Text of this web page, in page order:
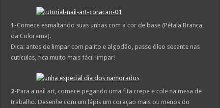
1-Comece esmaltando suas unhas com a cor de base (Pétala Branca,
da Colorama).
Dica: antes de limpar com palito e algodão, passe óleo secante nas
cutículas, fica muito mais fácil limpar!
2-Para a nail art, comece pegando uma fita crepe e cole na mesa de
trabalho. Desenhe com um lápis um coração mais ou menos do